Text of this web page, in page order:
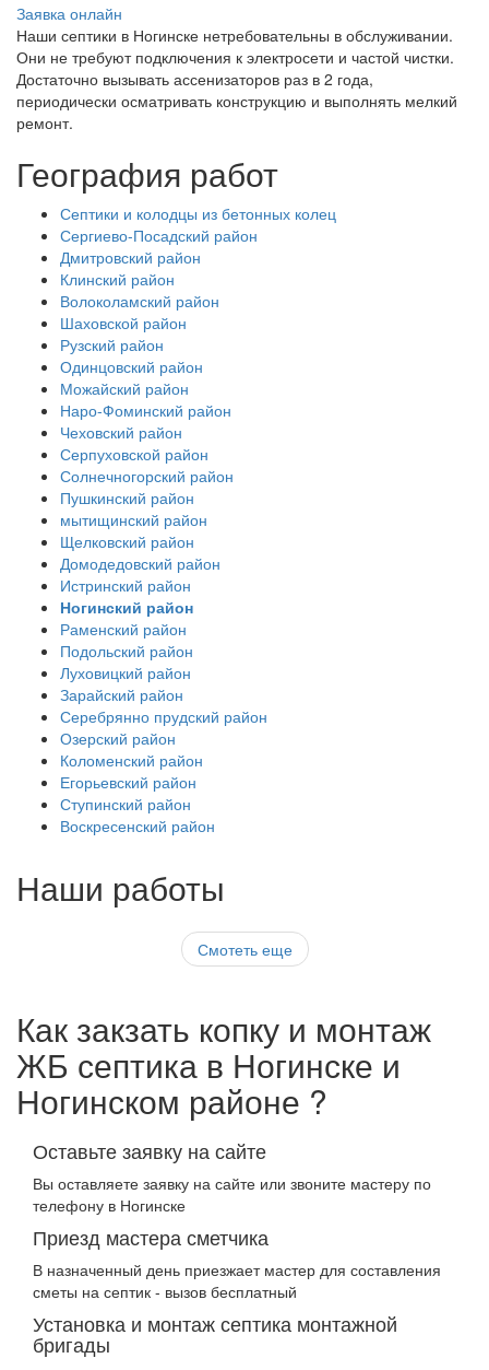
Заявка онлайн
Наши септики в Ногинске нетребовательны в обслуживании.
Они не требуют подключения к электросети и частой чистки.
Достаточно вызывать ассенизаторов раз в 2 года,
периодически осматривать конструкцию и выполнять мелкий
ремонт.
География работ
Септики и колодцы из бетонных колец
Сергиево-Посадский район
Дмитровский район
Клинский район
Волоколамский район
Шаховской район
Рузский район
Одинцовский район
Можайский район
Наро-Фоминский район
Чеховский район
Серпуховской район
Солнечногорский район
Пушкинский район
мытищинский район
Щелковский район
Домодедовский район
Истринский район
Ногинский район
Раменский район
Подольский район
Луховицкий район
Зарайский район
Серебрянно прудский район
Озерский район
Коломенский район
Егорьевский район
Ступинский район
Воскресенский район
Наши работы
Смотеть еще
Как закзать копку и монтаж
ЖБ септика в Ногинске и
Ногинском районе ?
Оставьте заявку на сайте
Вы оставляете заявку на сайте или звоните мастеру по
телефону в Ногинске
Приезд мастера сметчика
В назначенный день приезжает мастер для составления
сметы на септик - вызов бесплатный
Установка и монтаж септика монтажной
бригады